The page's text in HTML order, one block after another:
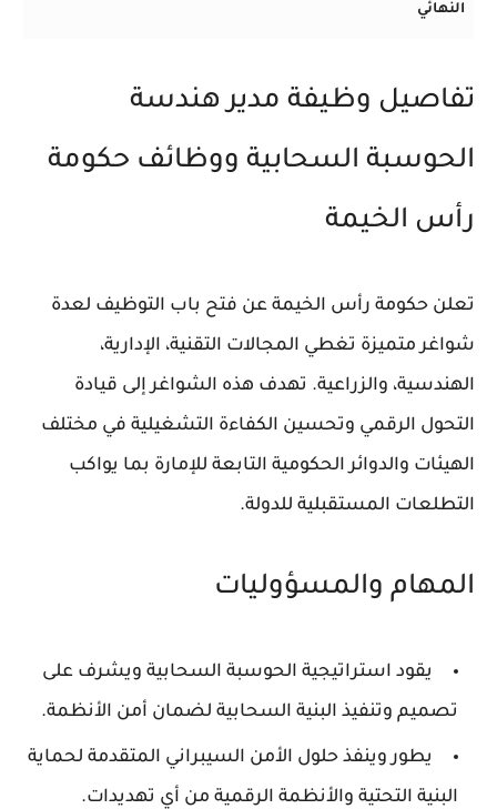
النهائي
تفاصيل وظيفة مدير هندسة
الحوسبة السحابية ووظائف حكومة
رأس الخيمة
تعلن حكومة رأس الخيمة عن فتح باب التوظيف لعدة
شواغر متميزة تغطي المجالات التقنية، الإدارية،
الهندسية، والزراعية. تهدف هذه الشواغر إلى قيادة
التحول الرقمي وتحسين الكفاءة التشغيلية في مختلف
الهيئات والدوائر الحكومية التابعة للإمارة بما يواكب
التطلعات المستقبلية للدولة.
المهام والمسؤوليات
يقود استراتيجية الحوسبة السحابية ويشرف على
تصميم وتنفيذ البنية السحابية لضمان أمن الأنظمة.
يطور وينفذ حلول الأمن السيبراني المتقدمة لحماية
البنية التحتية والأنظمة الرقمية من أي تهديدات.